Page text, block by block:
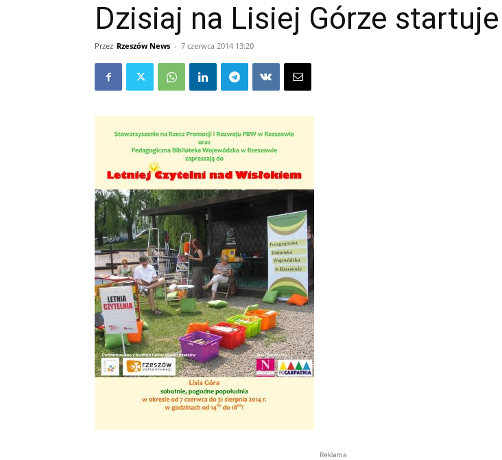
Dzisiaj na Lisiej Górze
Przez Rzeszów News - 7 czerwca 2014 13:20
Reklama